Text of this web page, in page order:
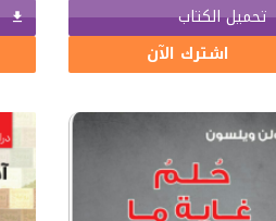
تحميل الكتاب
اشترك الآن